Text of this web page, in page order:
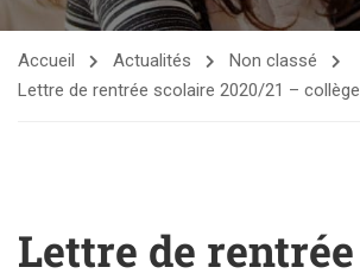
Accueil Actualités
Non classé
Lettre de rentrée scolaire 2020/21 – collège
Lettre de rentrée